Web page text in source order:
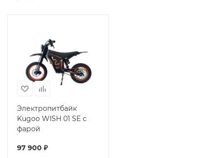
Электропитбайк
Kugoo WISH 01 SE с
фарой
97 900 ₽